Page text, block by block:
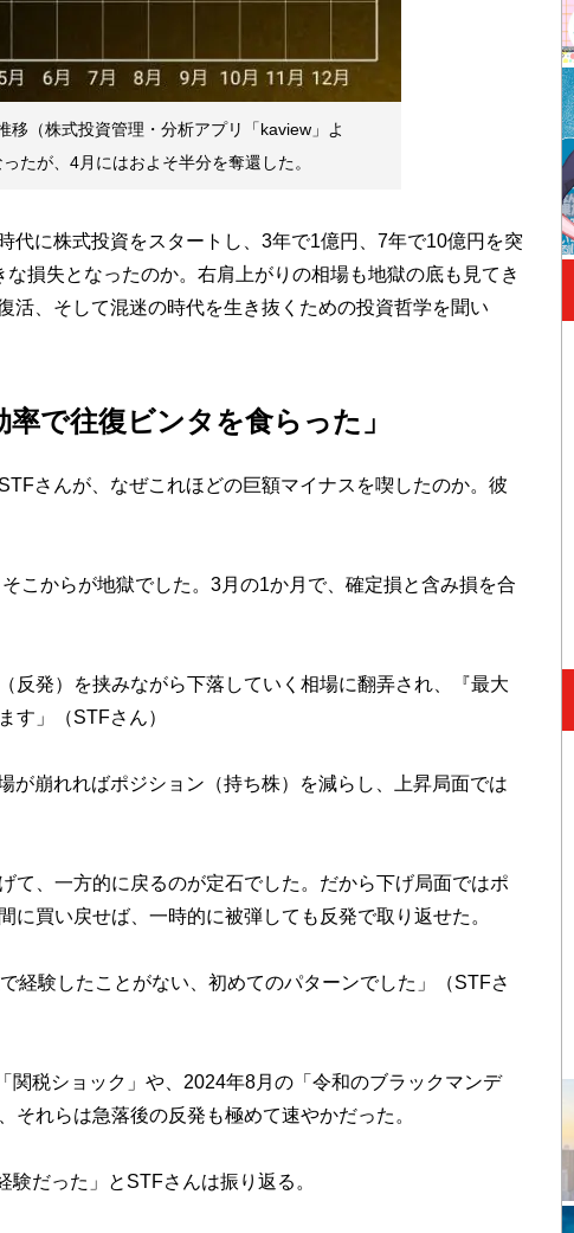
移（株式投資管理・分析アプリ「kaview」よ
たが、4月にはおよそ半分を奪還した。
に株式投資をスタートし、3年で1億円、7年で10億円を突
損失となったのか。右肩上がりの相場も地獄の底も見てき
活、そして混迷の時代を生き抜くための投資哲学を聞い
で往復ビンタを食らった」
さんが、なぜこれほどの巨額マイナスを喫したのか。彼
こからが地獄でした。3月の1か月で、確定損と含み損を合
発）を挟みながら下落していく相場に翻弄され、『最大
す」（STFさん）
崩れればポジション（持ち株）を減らし、上昇局面では
て、一方的に戻るのが定石でした。だから下げ局面ではポ
に買い戻せば、一時的に被弾しても反発で取り返せた。
経験したことがない、初めてのパターンでした」（STFさ
税ショック」や、2024年8月の「令和のブラックマンデ
れらは急落後の反発も極めて速やかだった。
だった」とSTFさんは振り返る。